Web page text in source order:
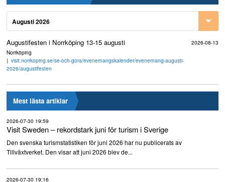
Augusti 2026
Augustifesten i Norrköping 13-15 augusti
2026-08-13
Norrköping
visit.norrkoping.se/se-och-gora/evenemangskalender/evenemang-augusti-
2026/augustifesten
Mest lästa artiklar
2026-07-30 19:59
Visit Sweden – rekordstark juni för turism i Sverige
Den svenska turismstatistiken för juni 2026 har nu publicerats av
Tillväxtverket. Den visar att juni 2026 blev de...
2026-07-30 19:16